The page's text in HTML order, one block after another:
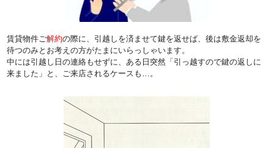
賃貸物件ご解約の際に、引越しを済ませて鍵を返せば、後は敷金返却を
待つのみとお考えの方がたまにいらっしゃいます。
中には引越し日の連絡もせずに、ある日突然「引っ越すので鍵の返しに
来ました」と、ご来店されるケースも…。